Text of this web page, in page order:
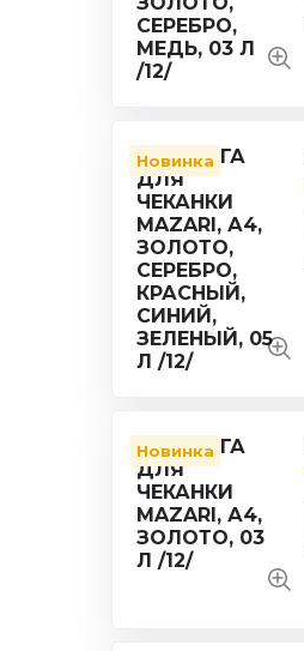
Новинка
Новинка